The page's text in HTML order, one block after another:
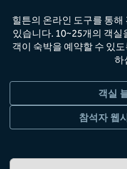
힐튼의 온라인 도구를 통
있습니다. 10~25개의 객실
객이 숙박을 예약할 수 있
하
객실
참석자 웹